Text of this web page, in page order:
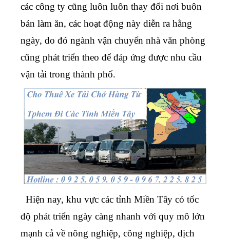
các công ty cũng luôn luôn thay đổi nơi buôn
bán làm ăn, các hoạt động này diễn ra hằng
ngày, do đó ngành vận chuyển nhà văn phòng
cũng phát triển theo để đáp ứng được nhu cầu
vận tải trong thành phố.
Hiện nay, khu vực các tỉnh Miền Tây có tốc
độ phát triển ngày càng nhanh với quy mô lớn
mạnh cả về nông nghiệp, công nghiệp, dịch